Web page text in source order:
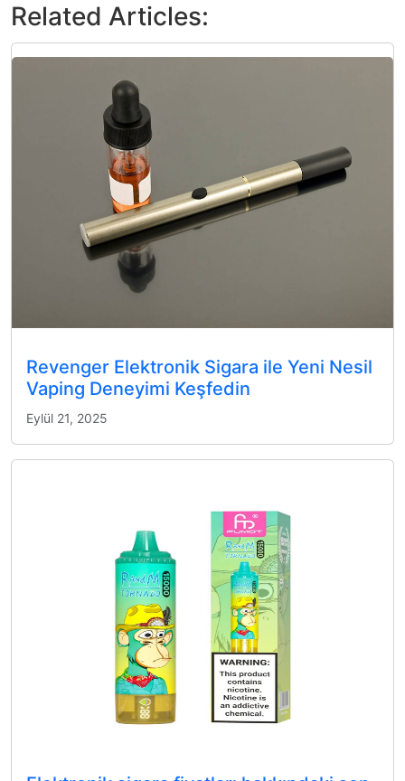
Related Articles:
Revenger Elektronik Sigara ile Yeni Nesil
Vaping Deneyimi Keşfedin
Eylül 21, 2025